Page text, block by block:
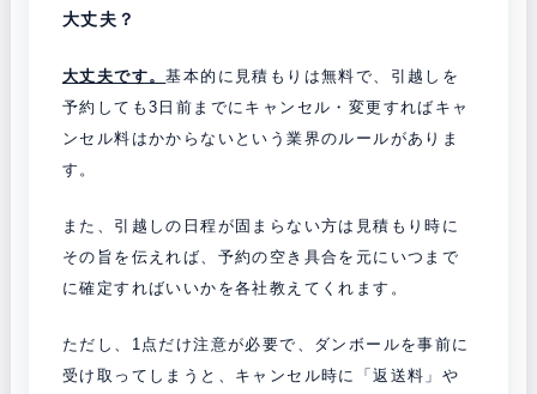
大丈夫？
大丈夫です。基本的に見積もりは無料で、 引越しを
予約しても3日前までにキャンセル・変更すればキャ
ンセル料はかからないという業界のルールがありま
す。
また、引越しの日程が固まらない方は見積もり時に
その旨を伝えれば、予約の空き具合を元にいつまで
に確定すればいいかを各社教えてくれます。
ただし、1点だけ注意が必要で、ダンボールを事前に
受け取って しまうと、キャンセル時に「返送料」や